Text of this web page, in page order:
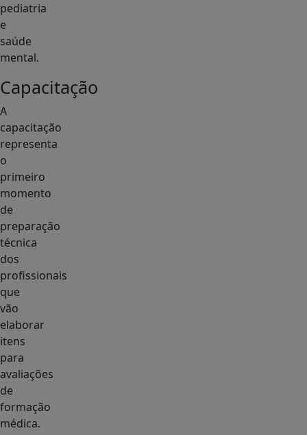
pediatria
e
saúde
mental.
Capacitação
A
capacitação
representa
o
primeiro
momento
de
preparação
técnica
dos
profissionais
que
vão
elaborar
itens
para
avaliações
de
formação
médica.